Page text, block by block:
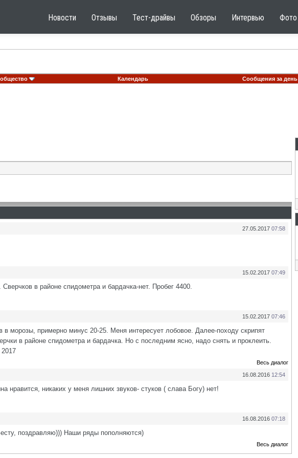
Новости Отзывы Тест-драйвы Обзоры Интервью Фото
Календарь Сообщения за день
27.05.2017 07:58
15.02.2017 07:49
в районе спидометра и бардачка-нет. Пробег 4400.
15.02.2017 07:46
морозы, примерно минус 20-25. Меня интересует лобовое. Далее-походу скрипят
в районе спидометра и бардачка. Но с последним ясно, надо снять и проклеить.
Весь диалог
16.08.2016 12:54
никаких у меня лишних звуков- стуков ( слава Богу) нет!
16.08.2016 07:18
поздравляю))) Наши ряды пополняются)
Весь диалог